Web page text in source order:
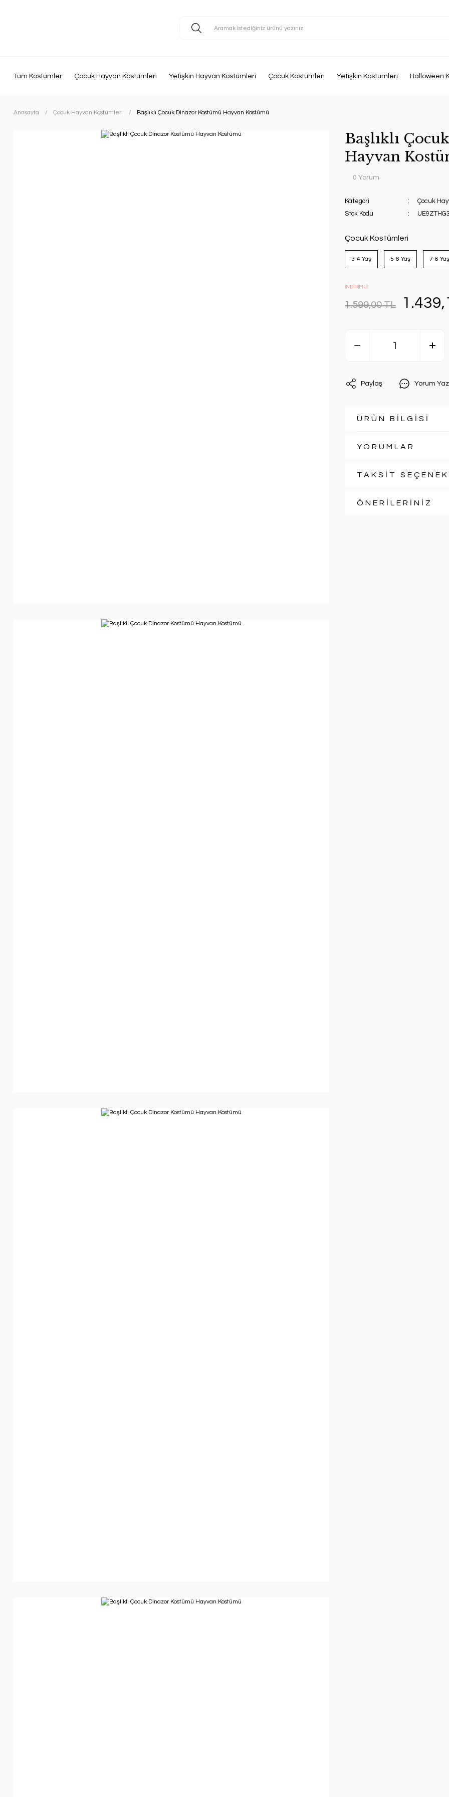
Tüm Kostümler Çocuk Hayvan Kostümleri Yetişkin Hayvan Kostümleri Çocuk Kostümleri Yetişkin Kostümleri Halloween
Anasayfa Çocuk Hayvan Kostümleri Başlıklı Çocuk Dinazor Kostümü Hayvan Kostümü
Başlıklı
Hayvan
0 Yorum
Kategori
Çocuk
Stok Kodu
Çocuk Kostümleri
3-4 Yaş 5-6 Yaş 7-8 Yaş
İNDİRİMLİ
1.599,00 TL
Paylaş Yorum Yaz
ÜRÜN BİLGİSİ
YORUMLAR
TAKSİT
ÖNERİLERİNİZ